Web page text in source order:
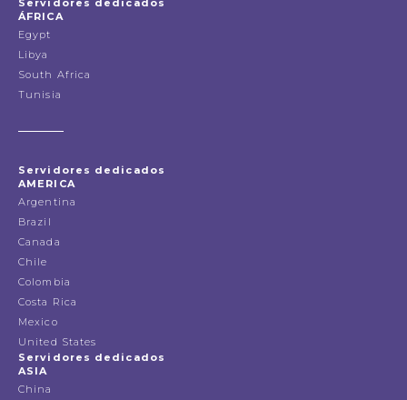
Servidores dedicados
ÁFRICA
Egypt
Libya
South Africa
Tunisia
Servidores dedicados
AMERICA
Argentina
Brazil
Canada
Chile
Colombia
Costa Rica
Mexico
United States
Servidores dedicados
ASIA
China